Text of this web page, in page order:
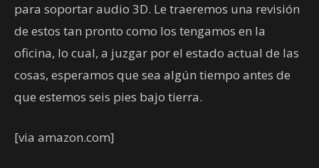
para soportar audio 3D. Le traeremos una revisión
de estos tan pronto como los tengamos en la
oficina, lo cual, a juzgar por el estado actual de las
cosas, esperamos que sea algún tiempo antes de
que estemos seis pies bajo tierra.
[via amazon.com]